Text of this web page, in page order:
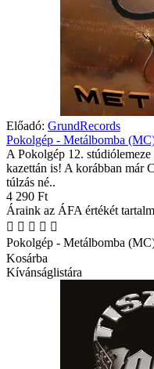
Előadó: GrundRecords
Pokolgép - Metálbomba
A Pokolgép 12.
kazettán is! A korábban már
túlzás né..
4 290 Ft
Áraink az ÁFA értékét
Pokolgép - Metálbomba
Kosárba
Kívánságlistára